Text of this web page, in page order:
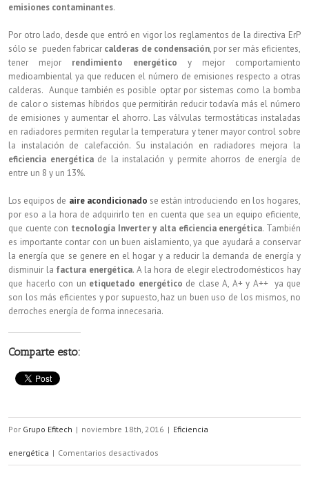
emisiones contaminantes.
Por otro lado, desde que entró en vigor los reglamentos de la directiva ErP
sólo se pueden fabricar calderas de condensación, por ser más eficientes,
tener mejor rendimiento energético y mejor comportamiento
medioambiental ya que reducen el número de emisiones respecto a otras
calderas. Aunque también es posible optar por sistemas como la bomba
de calor o sistemas híbridos que permitirán reducir todavía más el número
de emisiones y aumentar el ahorro. Las válvulas termostáticas instaladas
en radiadores permiten regular la temperatura y tener mayor control sobre
la instalación de calefacción. Su instalación en radiadores mejora la
eficiencia energéticade la instalación y permite ahorros de energía de
entre un 8 y un 13%.
Los equipos de aire acondicionado se están introduciendo en los hogares,
por eso a la hora de adquirirlo ten en cuenta que sea un equipo eficiente,
que cuente con tecnología Inverter y alta eficiencia energética. También
es importante contar con un buen aislamiento, ya que ayudará a conservar
la energía que se genere en el hogar y a reducir la demanda de energía y
disminuir la factura energética. A la hora de elegir electrodomésticos hay
que hacerlo con un etiquetado energético de clase A, A+ y A++ ya que
son los más eficientes y por supuesto, haz un buen uso de los mismos, no
derroches energía de forma innecesaria.
Comparte esto:
Por Grupo Efitech | noviembre 18th, 2016 | Eficiencia
energética | Comentarios desactivados